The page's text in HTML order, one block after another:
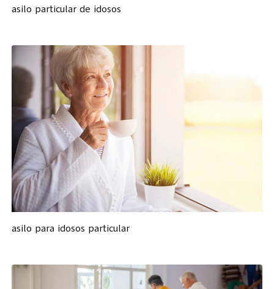
asilo particular de idosos
asilo para idosos particular